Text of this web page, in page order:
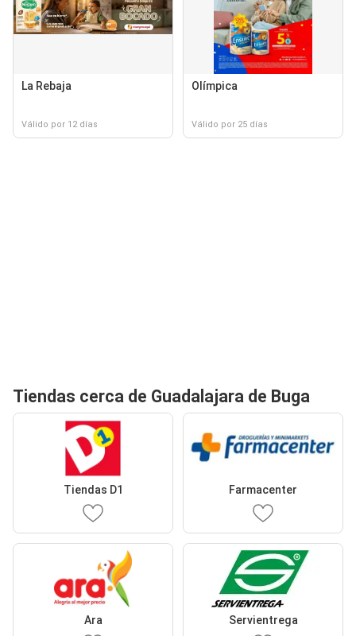
La Rebaja
Válido por 12 días
Olímpica
Válido por 25 días
Tiendas cerca de Guadalajara de Buga
Tiendas D1 Farmacenter
Ara Servientrega